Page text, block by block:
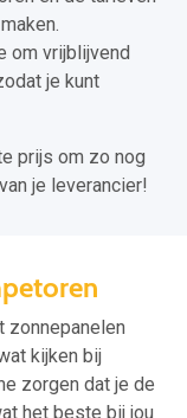
om vrijblijvend
je kunt
prijs om zo nog
je leverancier!
zonnepanelen
kijken bij
zorgen dat je de
het beste bij jou